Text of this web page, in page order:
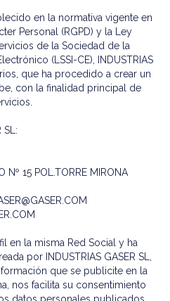
en la normativa vigente en
Personal (RGPD) y la Ley
de la Sociedad de la
(LSSI-CE), INDUSTRIAS
que ha procedido a crear un
con la finalidad principal de
SL:
Nº 15 POL.TORRE MIRONA
en la misma Red Social y ha
por INDUSTRIAS GASER SL,
que se publicite en la
nos facilita su consentimiento